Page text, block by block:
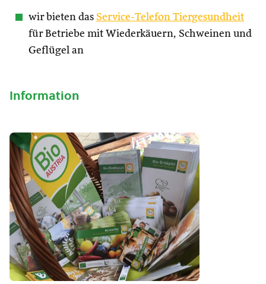
wir bieten das Service-Telefon Tiergesundheit
für Betriebe mit Wiederkäuern, Schweinen und
Geflügel an
Information